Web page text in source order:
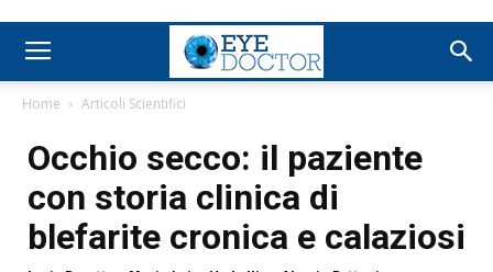
Home Articoli Scientifici
Occhio secco: il paziente
con storia clinica di
blefarite cronica e calaziosi